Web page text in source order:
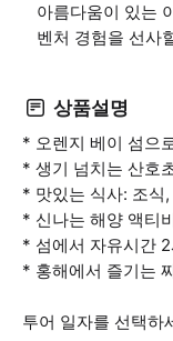
아름다움이 있는
벤처 경험을 선사
상품설명
* 오렌지 베이 섬으
* 생기 넘치는 산호
* 맛있는 식사: 조식
* 신나는 해양 액티
* 섬에서 자유시간
* 홍해에서 즐기는
투어 일자를 선택하